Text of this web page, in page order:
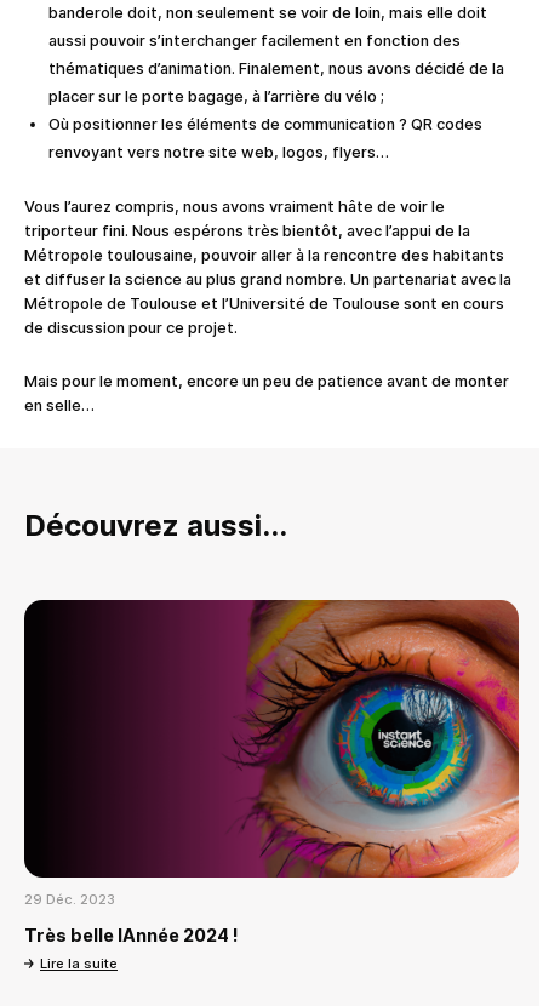
banderole doit, non seulement se voir de loin, mais elle doit
aussi pouvoir s’interchanger facilement en fonction des
thématiques d’animation. Finalement, nous avons décidé de la
placer sur le porte bagage, à l’arrière du vélo ;
Où positionner les éléments de communication ? QR codes
renvoyant vers notre site web, logos, flyers…
Vous l’aurez compris, nous avons vraiment hâte de voir le
triporteur fini. Nous espérons très bientôt, avec l’appui de la
Métropole toulousaine, pouvoir aller à la rencontre des habitants
et diffuser la science au plus grand nombre. Un partenariat avec la
Métropole de Toulouse et l’Université de Toulouse sont en cours
de discussion pour ce projet.
Mais pour le moment, encore un peu de patience avant de monter
en selle…
Découvrez aussi...
29 Déc. 2023
Très belle IAnnée 2024 !
Lire la suite